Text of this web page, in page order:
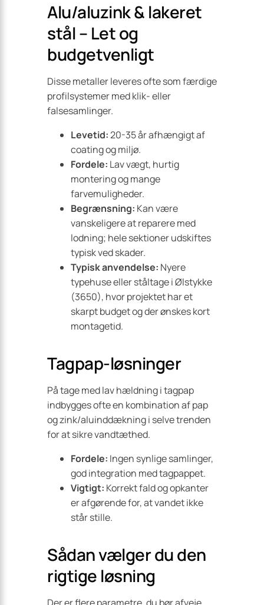
Alu/aluzink & lakeret
stål – Let og
budgetvenligt
Disse metaller leveres ofte som færdige
profilsystemer med klik- eller
falsesamlinger.
Levetid:20-35 år afhængigt af
coating og miljø.
Fordele: Lav vægt, hurtig
montering og mange
farvemuligheder.
Begrænsning: Kan være
vanskeligere at reparere med
lodning; hele sektioner udskiftes
typisk ved skader.
Typisk anvendelse: Nyere
typehuse eller ståltage i Ølstykke
(3650), hvor projektet har et
skarpt budget og der ønskes kort
montagetid.
Tagpap-løsninger
På tage med lav hældning i tagpap
indbygges ofte en kombination af pap
og zink/aluinddækning i selve trenden
for at sikre vandtæthed.
Fordele: Ingen synlige samlinger,
god integration med tagpappet.
Vigtigt: Korrekt fald og opkanter
er afgørende for, at vandet ikke
står stille.
Sådan vælger du den
rigtige løsning